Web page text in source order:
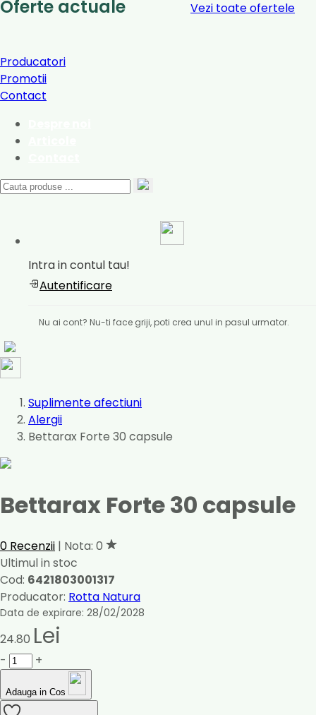
Oferte actuale Vezi toate ofertele
Producatori
Promotii
Contact
Intra in contul tau!
Autentificare
Nu ai cont? Nu-ti face griji, poti crea unul in pasul urmator.
Suplimente afectiuni
Alergii
Bettarax Forte 30 capsule
Bettarax Forte 30 capsule
0 Recenzii | Nota: 0
Ultimul in stoc
Cod: 6421803001317
Producator: Rotta Natura
Data de expirare: 28/02/2028
24.80 Lei
- +
Adauga in Cos